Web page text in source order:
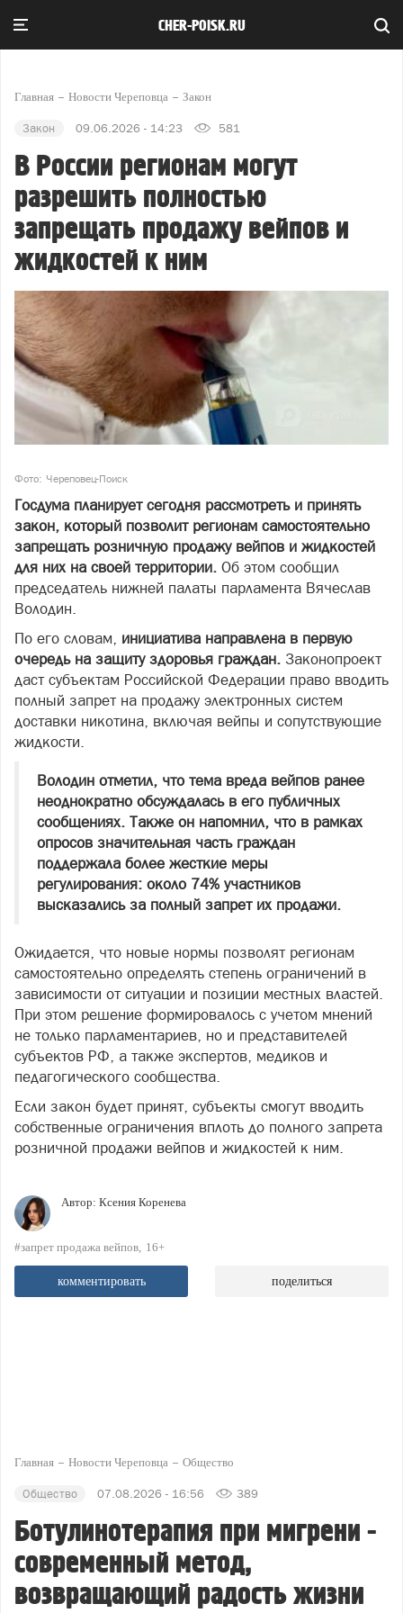
CHER-POISK.RU
Главная Новости Череповца Закон
Закон 09.06.2026 - 14:23 581
В России регионам могут
разрешить полностью
запрещать продажу вейпов и
жидкостей к ним
Фото: Череповец-Поиск
Госдума планирует сегодня рассмотреть и принять
закон, который позволит регионам самостоятельно
запрещать розничную продажу вейпов и жидкостей
для них на своей территории. Об этом сообщил
председатель нижней палаты парламента Вячеслав
Володин.
По его словам, инициатива направлена в первую
очередь на защиту здоровья граждан. Законопроект
даст субъектам Российской Федерации право вводить
полный запрет на продажу электронных систем
доставки никотина, включая вейпы и сопутствующие
жидкости.
Володин отметил, что тема вреда вейпов ранее
неоднократно обсуждалась в его публичных
сообщениях. Также он напомнил, что в рамках
опросов значительная часть граждан
поддержала более жесткие меры
регулирования: около 74% участников
высказались за полный запрет их продажи.
Ожидается, что новые нормы позволят регионам
самостоятельно определять степень ограничений в
зависимости от ситуации и позиции местных властей.
При этом решение формировалось с учетом мнений
не только парламентариев, но и представителей
субъектов РФ, а также экспертов, медиков и
педагогического сообщества.
Если закон будет принят, субъекты смогут вводить
собственные ограничения вплоть до полного запрета
розничной продажи вейпов и жидкостей к ним.
Автор: Ксения Коренева
#запрет продажа вейпов 16+
комментировать поделиться
Главная Новости Череповца Общество
Общество 07.08.2026 - 16:56 389
Ботулинотерапия при мигрени -
современный метод,
возвращающий радость жизни